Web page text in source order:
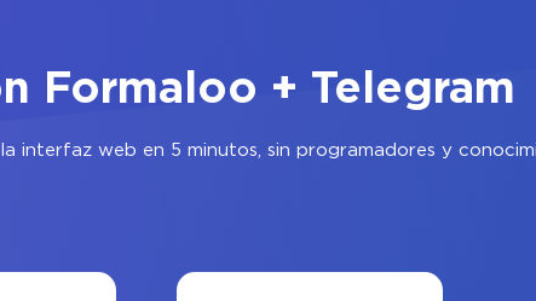
Formaloo + Telegram
interfaz web en 5 minutos, sin programadores y